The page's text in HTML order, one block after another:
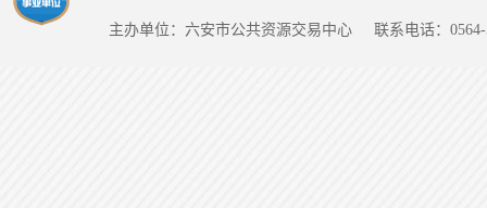
主办单位：六安市公共资源交易中心 联系电话：0564-